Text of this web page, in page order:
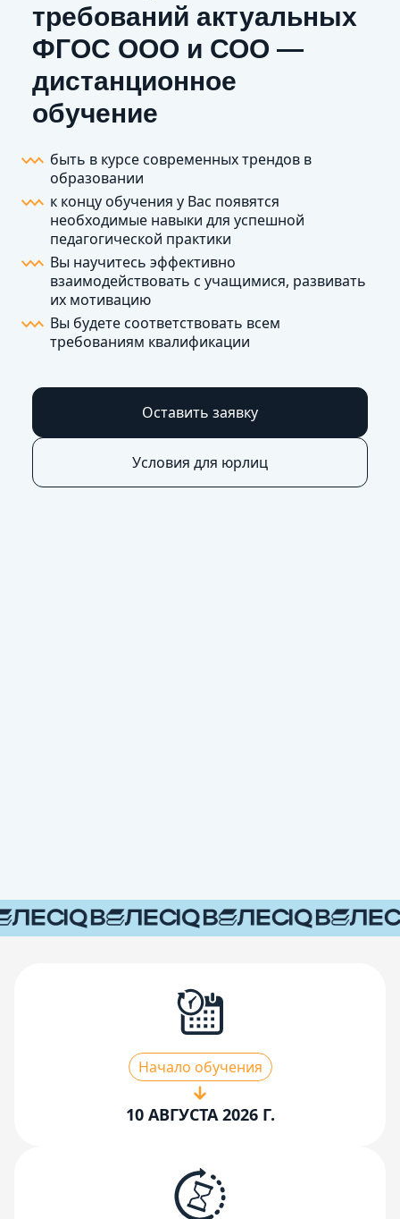
требований актуальных
ФГОС ООО и СОО —
дистанционное
обучение
быть в курсе современных трендов в
образовании
к концу обучения у Вас появятся
необходимые навыки для успешной
педагогической практики
Вы научитесь эффективно
взаимодействовать с учащимися, развивать
их мотивацию
Вы будете соответствовать всем
требованиям квалификации
Оставить заявку
Условия для юрлиц
Начало обучения
10 АВГУСТА 2026 Г.